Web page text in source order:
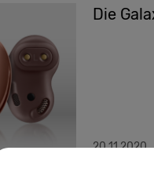
Die
20.11.2020